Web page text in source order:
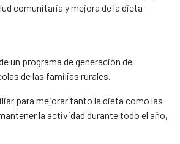
comunitaria y mejora de la dieta
un programa de generación de
de las familias rurales.
para mejorar tanto la dieta como las
la actividad durante todo el año,